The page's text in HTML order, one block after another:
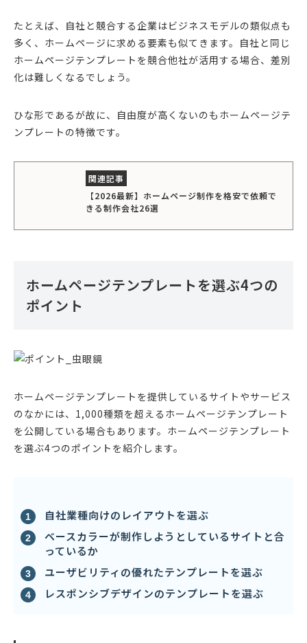
たとえば、自社と競合する企業はビジネスモデルの類似点も
多く、ホームページに求める要素も似てきます。自社と同じ
ホームページテンプレートを競合他社が活用する場合、差別
化は難しくなるでしょう。
ひな形であるが故に、自由度が高くないのもホームページテ
ンプレートの特徴です。
【2026最新】ホームページ制作を格安で依頼で
きる制作会社26選
ホームページテンプレートを選ぶ4つの
ポイント
ホームページテンプレートを提供しているサイトやサービス
のなかには、1,000種類を超えるホームページテンプレート
を公開している場合もあります。ホームページテンプレート
を選ぶ4つのポイントを紹介します。
自社業種向けのレイアウトを選ぶ
ベースカラーが制作しようとしているサイトと合
っているか
ユーザビリティの優れたテンプレートを選ぶ
レスポンシブデザインのテンプレートを選ぶ